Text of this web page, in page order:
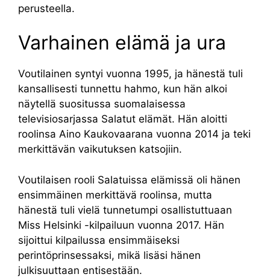
perusteella.
Varhainen elämä ja ura
Voutilainen syntyi vuonna 1995, ja hänestä tuli
kansallisesti tunnettu hahmo, kun hän alkoi
näytellä suositussa suomalaisessa
televisiosarjassa Salatut elämät. Hän aloitti
roolinsa Aino Kaukovaarana vuonna 2014 ja teki
merkittävän vaikutuksen katsojiin.
Voutilaisen rooli Salatuissa elämissä oli hänen
ensimmäinen merkittävä roolinsa, mutta
hänestä tuli vielä tunnetumpi osallistuttuaan
Miss Helsinki -kilpailuun vuonna 2017. Hän
sijoittui kilpailussa ensimmäiseksi
perintöprinsessaksi, mikä lisäsi hänen
julkisuuttaan entisestään.